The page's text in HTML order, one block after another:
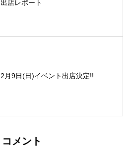
出店レポート
2月9日(日)イベント出店決定!!
コメント